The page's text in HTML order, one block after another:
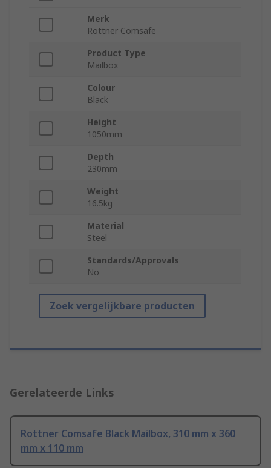
Merk
Rottner Comsafe
Product Type
Mailbox
Colour
Black
Height
1050mm
Depth
230mm
Weight
16.5kg
Material
Steel
Standards/Approvals
No
Zoek vergelijkbare producten
Gerelateerde Links
Rottner Comsafe Black Mailbox, 310 mm x 360
mm x 110 mm